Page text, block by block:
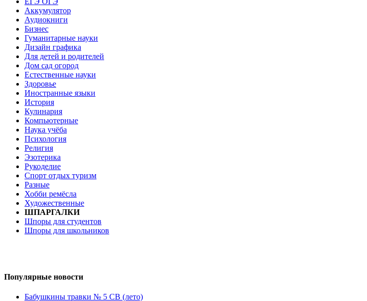
Аккумулятор
Аудиокниги
Бизнес
Гуманитарные науки
Дизайн графика
Для детей и родителей
Дом сад огород
Естественные науки
Здоровье
Иностранные языки
История
Кулинария
Компьютерные
Наука учёба
Психология
Религия
Эзотерика
Рукоделие
Спорт отдых туризм
Разные
Хобби ремёсла
Художественные
ШПАРГАЛКИ
Шпоры для студентов
Шпоры для школьников
Популярные новости
Бабушкины травки № 5 СВ (лето)